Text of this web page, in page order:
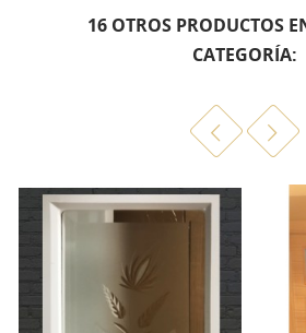
16 OTROS PRODUCTOS
CATEGORÍA: